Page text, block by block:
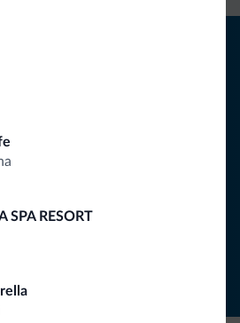
SPA RESORT
dalle Dolomiti
offerte esclusive e news per la tua